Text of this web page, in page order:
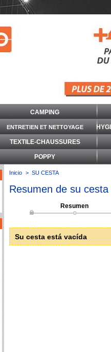
CAMPING
ENTRETIEN ET NETTOYAGE
TEXTILE-CHAUSSURES
POPPY
Inicio > SU CESTA
Resumen de su cesta
Resumen
Su cesta está vacída